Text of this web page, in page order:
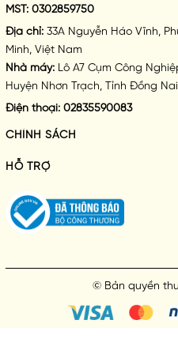
- Giúp da mềm mịn căng bóng
- Lưu hương thơm lâu tự nhiên
- Dưỡng da ẩm mịn, sáng hồng
MST: 0302859750
Địa chỉ: 33A Nguyễn Háo Vĩnh,
Minh, Việt Nam
Nhà máy: Lô A7 Cụm Công
Huyện Nhơn Trạch, Tỉnh Đồng
Điện thoại: 02835590083
CHÍNH SÁCH
HỖ TRỢ
© Bản quyền